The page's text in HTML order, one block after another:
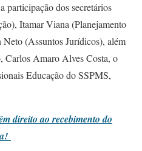
participação dos secretários
Itamar Viana (Planejamento
Neto (Assuntos Jurídicos), além
Carlos Amaro Alves Costa, o
Educação do SSPMS,
direito ao recebimento do